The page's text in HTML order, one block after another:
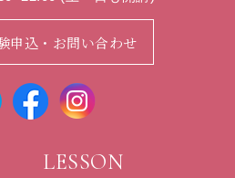
申込・お問い合わせ
LESSON